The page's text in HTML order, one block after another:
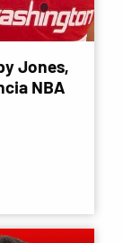
Jones,
NBA